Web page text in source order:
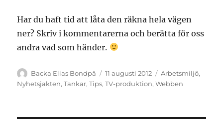
Har du haft tid att låta den räkna hela vägen
ner? Skriv i kommentarerna och berätta för oss
andra vad som händer.
Författare
Backa Elias Bondpä
Publicerat
den
11 augusti 2012 Kategorier
Arbetsmiljö,
Nyhetsjakten,Tankar,Tips,TV-produktion,Webben